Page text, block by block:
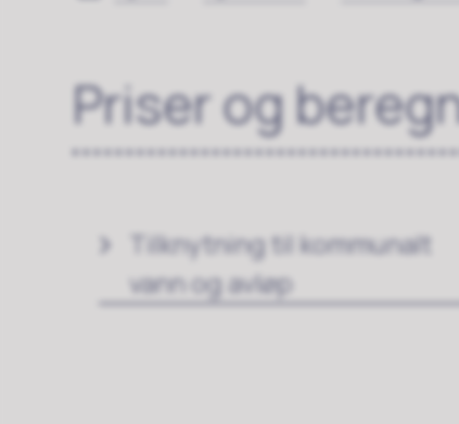
Priser og
Tilknytning til kommunalt
vann og avløp